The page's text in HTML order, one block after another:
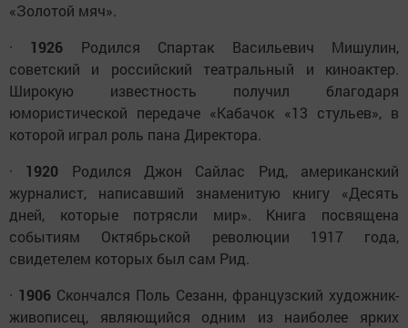
«Золотой мяч».
· 1926 Родился Спартак Васильевич Мишулин,
советский и российский театральный и киноактер.
Широкую известность получил благодаря
юмористической передаче «Кабачок «13 стульев», в
которой играл роль пана Директора.
· 1920 Родился Джон Сайлас Рид, американский
журналист, написавший знаменитую книгу «Десять
дней, которые потрясли мир». Книга посвящена
событиям Октябрьской революции 1917 года,
свидетелем которых был сам Рид.
· 1906 Скончался Поль Сезанн, французский художник-
живописец, являющийся одним из наиболее ярких